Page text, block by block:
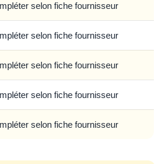
selon fiche fournisseur
selon fiche fournisseur
selon fiche fournisseur
selon fiche fournisseur
selon fiche fournisseur